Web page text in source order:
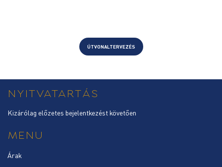
ÚTVONALTERVEZÉS
NYITVATARTÁS
Kizárólag előzetes bejelentkezést követően
MENU
Árak